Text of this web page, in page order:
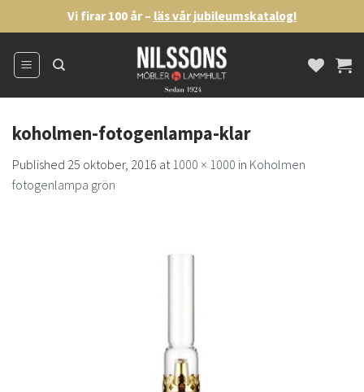
to
content
Vi firar 100 år – läs vår jubileumskatalog!
koholmen-fotogenlampa-klar
Published 25 oktober, 2016 at1000 × 1000 in Koholmen
fotogenlampa grön